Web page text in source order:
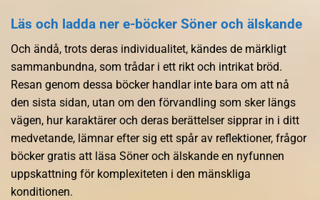
Läs och ladda ner e-böcker Söner och älskande
Och ändå, trots deras individualitet, kändes de märkligt
sammanbundna, som trådar i ett rikt och intrikat bröd.
Resan genom dessa böcker handlar inte bara om att nå
den sista sidan, utan om den förvandling som sker längs
vägen, hur karaktärer och deras berättelser sipprar in i ditt
medvetande, lämnar efter sig ett spår av reflektioner, frågor
böcker gratis att läsa Söner och älskande en nyfunnen
uppskattning för komplexiteten i den mänskliga
konditionen.